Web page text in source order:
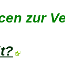
zur